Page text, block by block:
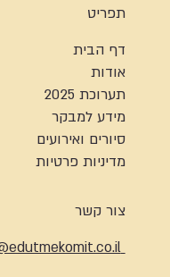
תפריט
דף הבית
אודות
תערוכת 2025
מידע למבקר
סיורים ואירועים
מדיניות פרטיות
צור קשר
info@edutmekomit.co.il